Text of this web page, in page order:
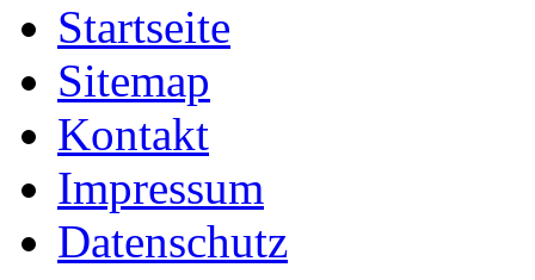
Startseite
Sitemap
Kontakt
Impressum
Datenschutz